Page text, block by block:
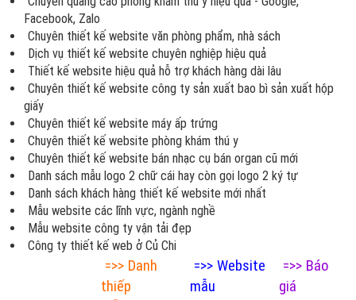
Facebook, Zalo
Chuyên thiết kế website văn phòng phẩm, nhà sách
Dịch vụ thiết kế website chuyên nghiệp hiệu quả
Thiết kế website hiệu quả hỗ trợ khách hàng dài lâu
Chuyên thiết kế website công ty sản xuất bao bì sản xuất hộp
giấy
Chuyên thiết kế website máy ấp trứng
Chuyên thiết kế website phòng khám thú y
Chuyên thiết kế website bán nhạc cụ bán organ cũ mới
Danh sách mẫu logo 2 chữ cái hay còn gọi logo 2 ký tự
Danh sách khách hàng thiết kế website mới nhất
Mẫu website các lĩnh vực, ngành nghề
Mẫu website công ty vận tải đẹp
Công ty thiết kế web ở Củ Chi
=>> Danh
thiếp
=>> Website
mẫu
=>> Báo
giá